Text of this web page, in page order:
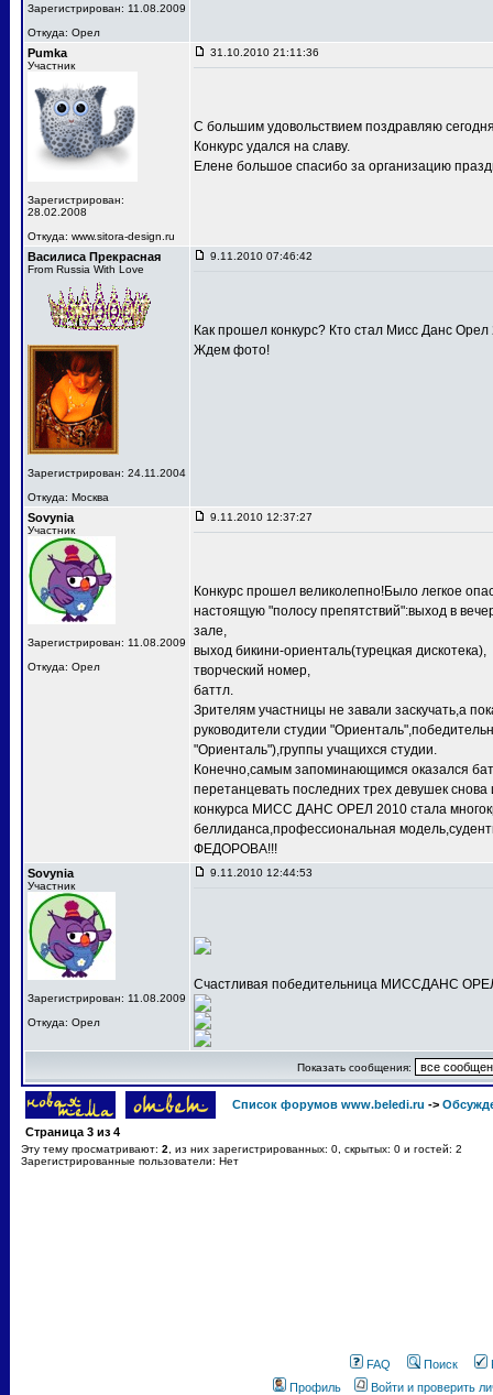
Зарегистрирован: 11.08.2009
Откуда: Орел
Pumka
Участник
Зарегистрирован:
28.02.2008
Откуда: www.sitora-design.ru
31.10.2010 21:11:36
С большим удовольствием поздравляю
Конкурс удался на славу.
Елене большое спасибо за организацию
Василиса Прекрасная
From Russia With Love
Зарегистрирован: 24.11.2004
Откуда: Москва
9.11.2010 07:46:42
Как прошел конкурс? Кто стал Мисс Данс Орел
Ждем фото!
Sovynia
Участник
Зарегистрирован: 11.08.2009
Откуда: Орел
9.11.2010 12:37:27
Конкурс прошел великолепно!Было легкое
настоящую "полосу препятствий":выход в
зале,
выход бикини-ориенталь(турецкая дискотека),
творческий номер,
баттл.
Зрителям участницы не завали заскучать,а
руководители студии
"Ориенталь"),группы учащихся студии.
Конечно,самым запоминающимся оказался
перетанцевать последних трех девушек
конкурса МИСС ДАНС ОРЕЛ 2010 стала
беллиданса,профессиональная
ФЕДОРОВА!!!
Sovynia
Участник
Зарегистрирован: 11.08.2009
Откуда: Орел
9.11.2010 12:44:53
Счастливая победительница МИССДАНС
Показать сообщения:
Список форумов www.beledi.ru ->
Страница 3 из 4
Эту тему просматривают: 2 , из них зарегистрированных: 0, скрытых: 0 и гостей: 2
Зарегистрированные пользователи: Нет
FAQ Поиск
Профиль
Войти и проверить